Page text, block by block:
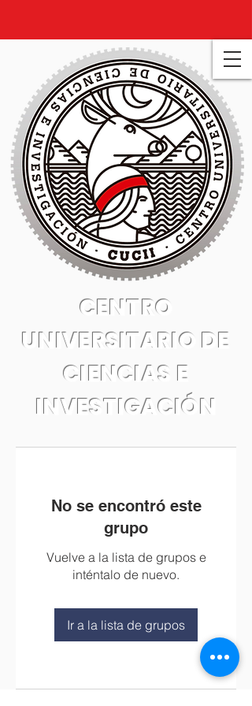
CENTRO
UNIVERSITARIO DE
CIENCIAS E
INVESTIGACIÓN
No se encontró este
grupo
Vuelve a la lista de grupos e
inténtalo de nuevo.
Ir a la lista de grupos